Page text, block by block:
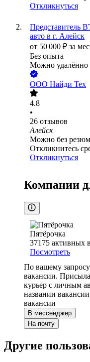
Откликнуться
Представитель
авто в г. Алейск
от 50 000 ₽ за
Без опыта
Можно удалённо
ООО Найди Тех
4.8
•
26 отзывов
Алейск
Можно без
Откликнитесь
Откликнуться
Компании
Пятёрочка
37175 активных
Посмотреть
По вашему
вакансии.
курьер с личным
названии
вакансии
В мессенджер
На почту
Другие